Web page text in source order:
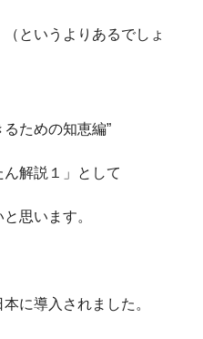
というよりあるでしょ
ための知恵編”
解説１」として
思います。
に導入されました。